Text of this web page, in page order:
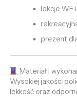
lekcje WF
prezent
Materiał i
Wysokiej jakości
lekkość oraz